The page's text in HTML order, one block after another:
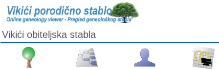
Vikići obiteljska stabla